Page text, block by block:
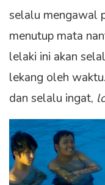
selalu mengawal
menutup mata
lelaki ini akan
lekang oleh
dan selalu ingat,